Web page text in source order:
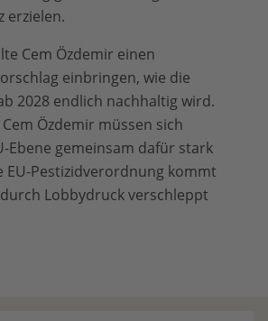
erzielen.
Cem Özdemir einen
einbringen, wie die
2028 endlich nachhaltig wird.
Özdemir müssen sich
Ebene gemeinsam dafür stark
EU-Pestizidverordnung kommt
Lobbydruck verschleppt